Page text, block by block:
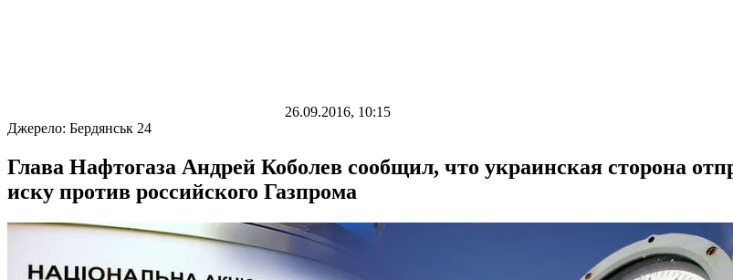
26.09.2016, 10:15
Джерело: Бердянськ 24
Глава Нафтогаза Андрей Коболев сообщил, что украинская сторона
иску против российского Газпрома